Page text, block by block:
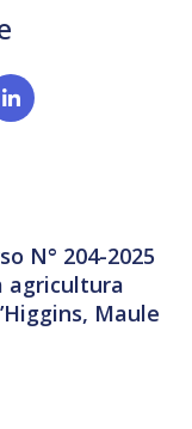
N° 204-2025
agricultura
Maule